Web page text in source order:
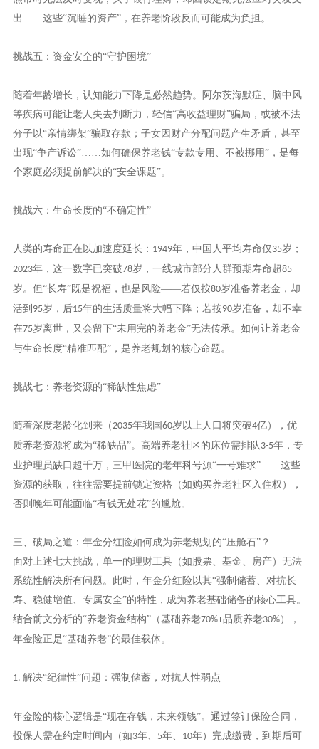
出……这些“沉睡的资产”，在养老阶段反而可能成为负担。
挑战五：资金安全的“守护困境”
随着年龄增长，认知能力下降是必然趋势。阿尔茨海默症、脑中风
等疾病可能让老人失去判断力，轻信“高收益理财”骗局，或被不法
分子以“亲情绑架”骗取存款；子女因财产分配问题产生矛盾，甚至
出现“争产诉讼”……如何确保养老钱“专款专用、不被挪用”，是每
个家庭必须提前解决的“安全课题”。
挑战六：生命长度的“不确定性”
人类的寿命正在以加速度延长： 1949年，中国人平均寿命仅35岁；
2023年，这一数字已突破78岁，一线城市部分人群预期寿命超85
岁。但“长寿”既是祝福，也是风险——若仅按80岁准备养老金，却
活到 95岁，后15年的生活质量将大幅下降；若按90岁准备，却不幸
在75岁离世，又会留下“未用完的养老金”无法传承。如何让养老金
与生命长度“精准匹配”，是养老规划的核心命题。
挑战七：养老资源的“稀缺性焦虑”
随着深度老龄化到来（2035年我国 60岁以上人口将突破4亿），优
质养老资源将成为“稀缺品”。高端养老社区的床位需排队3-5年，专
业护理员缺口超千万，三甲医院的老年科号源“一号难求”……这些
资源的获取，往往需要提前锁定资格（如购买养老社区入住权），
否则晚年可能面临“有钱无处花”的尴尬。
三、破局之道：年金分红险如何成为养老规划的“压舱石”？
面对上述七大挑战，单一的理财工具（如股票、基金、房产）无法
系统性解决所有问题。此时， 年金分红险以其“强制储蓄、对抗长
寿、稳健增值、专属安全”的特性，成为养老基础储备的核心工具。
结合前文分析的“养老资金结构”（基础养老70%+品质养老30%），
年金险正是“基础养老”的最佳载体。
1. 解决“纪律性”问题：强制储蓄，对抗人性弱点
年金险的核心逻辑是“现在存钱，未来领钱”。通过签订保险合同，
投保人需在约定时间内（如3年、 5年、 10年）完成缴费，到期后可